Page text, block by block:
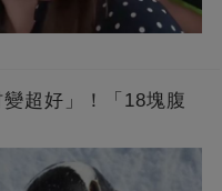
超好」！「18塊腹